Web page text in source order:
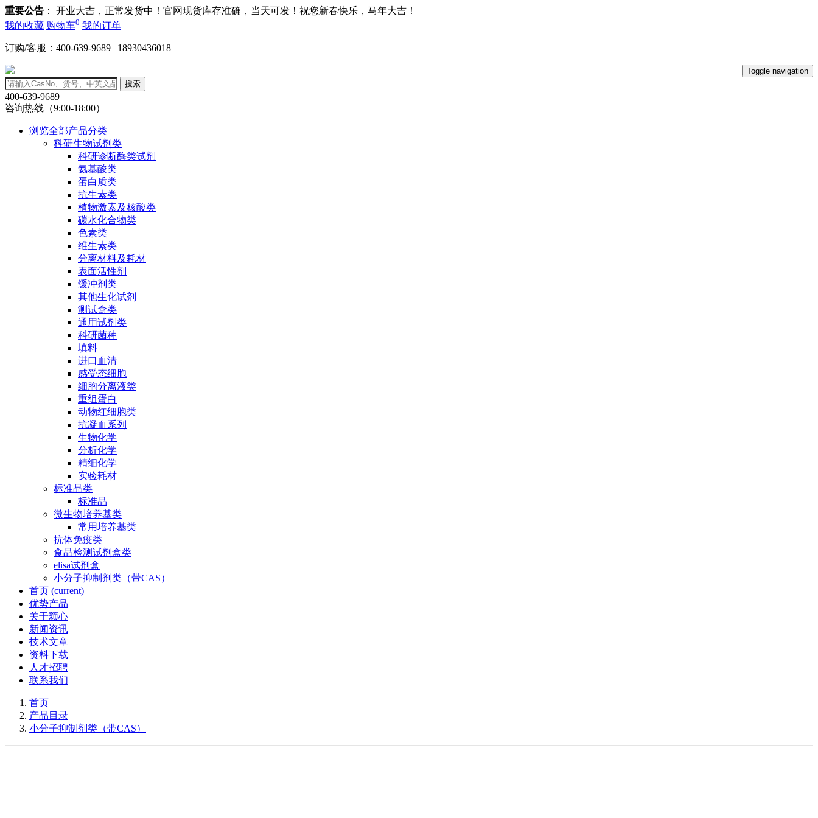
重要公告 ： 开业大吉，正常发货中！官网现货库存准确，当天可发！祝您新春快乐，马年大吉！
我的收藏 购物车0 我的订单
订购/客服：400-639-9689 | 18930436018
Toggle navigation
搜索
400-639-9689
咨询热线（9:00-18:00）
浏览全部产品分类
科研生物试剂类
科研诊断酶类试剂
氨基酸类
蛋白质类
抗生素类
植物激素及核酸类
碳水化合物类
色素类
维生素类
分离材料及耗材
表面活性剂
缓冲剂类
其他生化试剂
测试盒类
通用试剂类
科研菌种
填料
进口血清
感受态细胞
细胞分离液类
重组蛋白
动物红细胞类
抗凝血系列
生物化学
分析化学
精细化学
实验耗材
标准品类
标准品
微生物培养基类
常用培养基类
抗体免疫类
食品检测试剂盒类
elisa试剂盒
小分子抑制剂类（带CAS）
首页 (current)
优势产品
关于颖心
新闻资讯
技术文章
资料下载
人才招聘
联系我们
首页
产品目录
小分子抑制剂类（带CAS）